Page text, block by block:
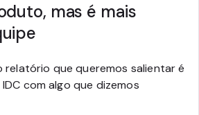
mas é mais
que queremos salientar é
com algo que dizemos